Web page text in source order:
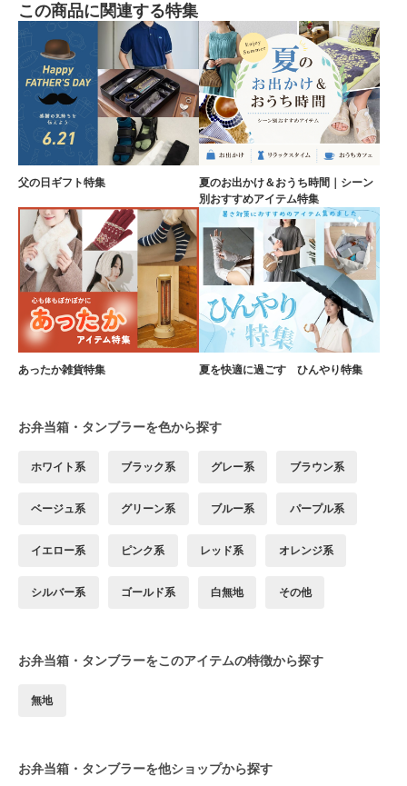
この商品に関連する特集
父の日ギフト特集
夏のお出かけ＆おうち時間｜シーン
別おすすめアイテム特集
あったか雑貨特集 夏を快適に過ごす ひんやり特集
お弁当箱・タンブラーを色から探す
ホワイト系 ブラック系 グレー系 ブラウン系
ベージュ系 グリーン系 ブルー系 パープル系
イエロー系 ピンク系 レッド系 オレンジ系
シルバー系 ゴールド系 白無地 その他
お弁当箱・タンブラーをこのアイテムの特徴から探す
無地
お弁当箱・タンブラーを他ショップから探す